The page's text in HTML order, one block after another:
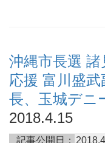
沖縄市長選
応援 富川盛
長、玉城デニ
2018.4.15
記事公開日：